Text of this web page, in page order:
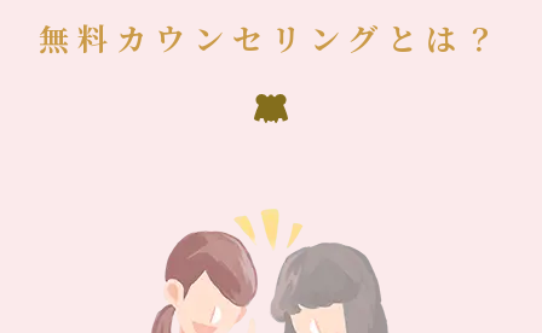
無料カウンセリングとは？